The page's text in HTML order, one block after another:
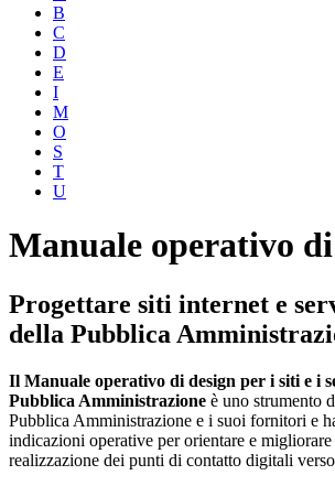
B
C
D
E
I
M
O
S
T
U
Manuale operativo
Progettare siti internet e
della Pubblica
Il Manuale operativo di design per i siti e i
Pubblica Amministrazione è uno strumento
Pubblica Amministrazione e i suoi fornitori e
indicazioni operative per orientare e
realizzazione dei punti di contatto digitali